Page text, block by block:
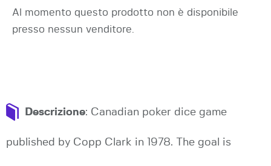
Al momento questo prodotto non è disponibile
presso nessun venditore.
Descrizione: Canadian poker dice game
published by Copp Clark in 1978. The goal is